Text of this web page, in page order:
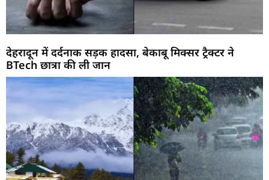
देहरादून में दर्दनाक सड़क हादसा, बेकाबू मिक्सर ट्रैक्टर ने
BTech छात्रा की ली जान